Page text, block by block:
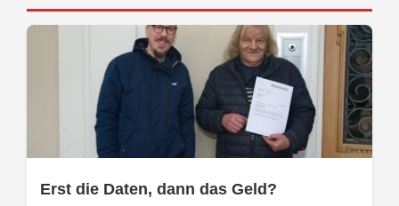
Erst die Daten, dann das Geld?